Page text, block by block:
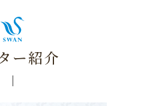
ー紹介